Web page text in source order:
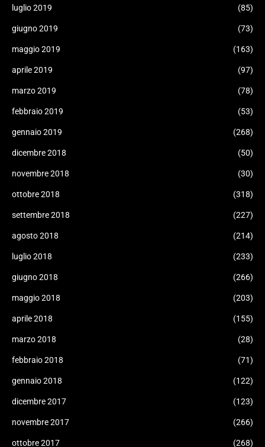
luglio 2019 (85)
giugno 2019 (73)
maggio 2019 (163)
aprile 2019 (97)
marzo 2019 (78)
febbraio 2019 (53)
gennaio 2019 (268)
dicembre 2018 (50)
novembre 2018 (30)
ottobre 2018 (318)
settembre 2018 (227)
agosto 2018 (214)
luglio 2018 (233)
giugno 2018 (266)
maggio 2018 (203)
aprile 2018 (155)
marzo 2018 (28)
febbraio 2018 (71)
gennaio 2018 (122)
dicembre 2017 (123)
novembre 2017 (266)
ottobre 2017 (268)